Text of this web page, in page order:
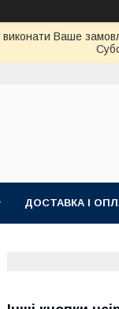
Ваше
ДОСТАВКА І